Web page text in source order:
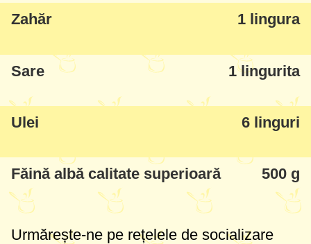
Zahăr 1 lingura
Sare 1 lingurita
Ulei 6 linguri
Făină albă calitate superioară 500 g
Urmărește-ne pe rețelele de socializare